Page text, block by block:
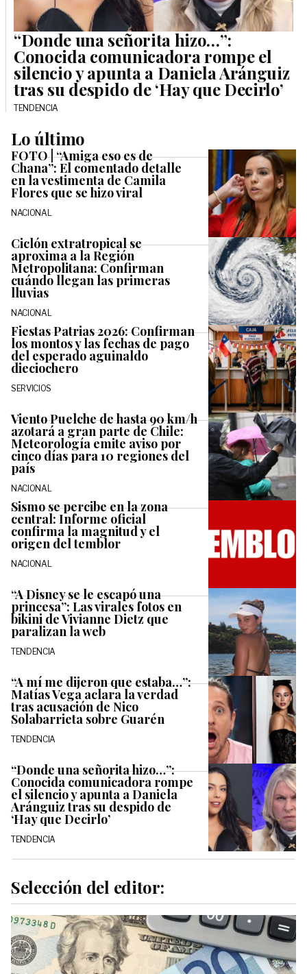
“Donde una señorita hizo…”:
Conocida comunicadora rompe el
silencio y apunta a Daniela Aránguiz
tras su despido de ‘Hay que Decirlo’
TENDENCIA
Lo último
FOTO | “Amiga eso es de
Chana”: El comentado detalle
en la vestimenta de Camila
Flores que se hizo viral
NACIONAL
Ciclón extratropical se
aproxima a la Región
Metropolitana: Confirman
cuándo llegan las primeras
lluvias
NACIONAL
Fiestas Patrias 2026: Confirman
los montos y las fechas de pago
del esperado aguinaldo
dieciochero
SERVICIOS
Viento Puelche de hasta 90 km/h
azotará a gran parte de Chile:
Meteorología emite aviso por
cinco días para 10 regiones del
país
NACIONAL
Sismo se percibe en la zona
central: Informe oficial
confirma la magnitud y el
origen del temblor
NACIONAL
“A Disney se le escapó una
princesa”: Las virales fotos en
bikini de Vivianne Dietz que
paralizan la web
TENDENCIA
“A mí me dijeron que estaba…”:
Matías Vega aclara la verdad
tras acusación de Nico
Solabarrieta sobre Guarén
TENDENCIA
“Donde una señorita hizo…”:
Conocida comunicadora rompe
el silencio y apunta a Daniela
Aránguiz tras su despido de
‘Hay que Decirlo’
TENDENCIA
Selección del editor: